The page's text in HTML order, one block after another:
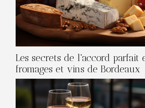
Les secrets de l'accord parfait
fromages et vins de Bordeaux